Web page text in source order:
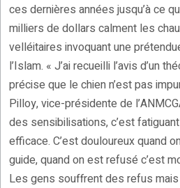
ces dernières années jusqu’à ce
milliers de dollars calment les
velléitaires invoquant une
l’Islam. « J’ai recueilli l’avis d’un
précise que le chien n’est pas
Pilloy, vice-présidente de
des sensibilisations, c’est
efficace. C’est douloureux quand
guide, quand on est refusé c’est
Les gens souffrent des refus mais